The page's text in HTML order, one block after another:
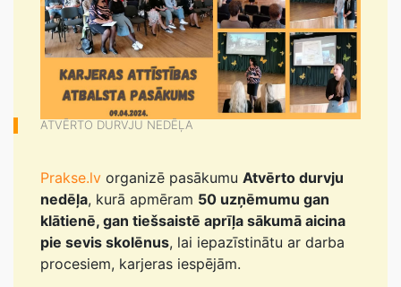
ATVĒRTO DURVJU NEDĒĻA
Prakse.lv organizē pasākumu Atvērto durvju
nedēļa, kurā apmēram 50 uzņēmumu gan
klātienē, gan tiešsaistē aprīļa sākumā aicina
pie sevis skolēnus, lai iepazīstinātu ar darba
procesiem, karjeras iespējām.